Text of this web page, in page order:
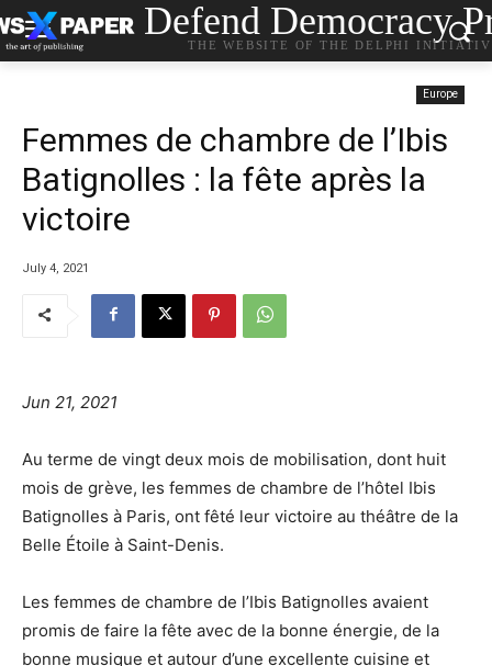
Defend Democracy
THE WEBSITE OF THE DELPHI
Europe
Femmes de chambre de l’Ibis
Batignolles : la fête après la
victoire
July 4, 2021
Jun 21, 2021
Au terme de vingt deux mois de mobilisation, dont huit
mois de grève, les femmes de chambre de l’hôtel Ibis
Batignolles à Paris, ont fêté leur victoire au théâtre de la
Belle Étoile à Saint-Denis.
Les femmes de chambre de l’Ibis Batignolles avaient
promis de faire la fête avec de la bonne énergie, de la
bonne musique et autour d’une excellente cuisine et